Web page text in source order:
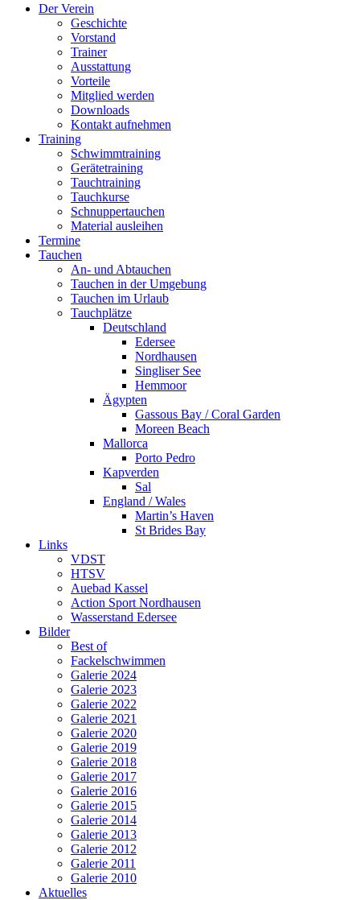
Der Verein
Geschichte
Vorstand
Trainer
Ausstattung
Vorteile
Mitglied werden
Downloads
Kontakt aufnehmen
Training
Schwimmtraining
Gerätetraining
Tauchtraining
Tauchkurse
Schnuppertauchen
Material ausleihen
Termine
Tauchen
An- und Abtauchen
Tauchen in der Umgebung
Tauchen im Urlaub
Tauchplätze
Deutschland
Edersee
Nordhausen
Singliser See
Hemmoor
Ägypten
Gassous Bay / Coral Garden
Moreen Beach
Mallorca
Porto Pedro
Kapverden
Sal
England / Wales
Martin’s Haven
St Brides Bay
Links
VDST
HTSV
Auebad Kassel
Action Sport Nordhausen
Wasserstand Edersee
Bilder
Best of
Fackelschwimmen
Galerie 2024
Galerie 2023
Galerie 2022
Galerie 2021
Galerie 2020
Galerie 2019
Galerie 2018
Galerie 2017
Galerie 2016
Galerie 2015
Galerie 2014
Galerie 2013
Galerie 2012
Galerie 2011
Galerie 2010
Aktuelles